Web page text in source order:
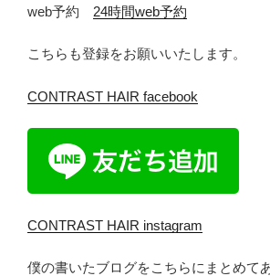
web予約 24時間web予約
こちらも登録をお願いいたします。
CONTRAST HAIR facebook
CONTRAST HAIR instagram
僕の書いたブログをこちらにまとめて